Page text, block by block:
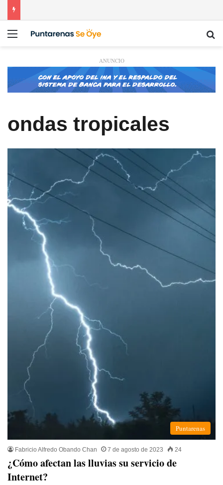
Menú
ANUNCIO
ondas tropicales
Puntarenas
Fabricio Alfredo Obando Chan 7 de agosto de 2023 24
¿Cómo afectan las lluvias su servicio de
Internet?